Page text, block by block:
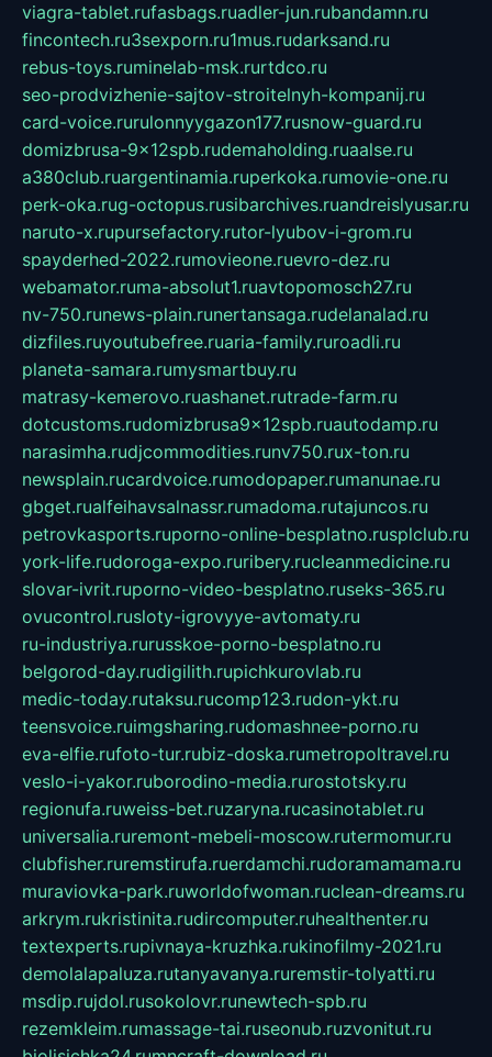
viagra-tablet.rufasbags.ruadler-jun.rubandamn.ru
fincontech.ru3sexporn.ru1mus.rudarksand.ru
rebus-toys.ruminelab-msk.rurtdco.ru
seo-prodvizhenie-sajtov-stroitelnyh-kompanij.ru
card-voice.rurulonnyygazon177.rusnow-guard.ru
domizbrusa-9x12spb.rudemaholding.ruaalse.ru
a380club.ruargentinamia.ruperkoka.rumovie-one.ru
perk-oka.rug-octopus.rusibarchives.ruandreislyusar.ru
naruto-x.rupursefactory.rutor-lyubov-i-grom.ru
spayderhed-2022.rumovieone.ruevro-dez.ru
webamator.ruma-absolut1.ruavtopomosch27.ru
nv-750.runews-plain.runertansaga.rudelanalad.ru
dizfiles.ruyoutubefree.ruaria-family.ruroadli.ru
planeta-samara.rumysmartbuy.ru
matrasy-kemerovo.ruashanet.rutrade-farm.ru
dotcustoms.rudomizbrusa9x12spb.ruautodamp.ru
narasimha.rudjcommodities.runv750.rux-ton.ru
newsplain.rucardvoice.rumodopaper.rumanunae.ru
gbget.rualfeihavsalnassr.rumadoma.rutajuncos.ru
petrovkasports.ruporno-online-besplatno.rusplclub.ru
york-life.rudoroga-expo.ruribery.rucleanmedicine.ru
slovar-ivrit.ruporno-video-besplatno.ruseks-365.ru
ovucontrol.rusloty-igrovyye-avtomaty.ru
ru-industriya.rurusskoe-porno-besplatno.ru
belgorod-day.rudigilith.rupichkurovlab.ru
medic-today.rutaksu.rucomp123.rudon-ykt.ru
teensvoice.ruimgsharing.rudomashnee-porno.ru
eva-elfie.rufoto-tur.rubiz-doska.rumetropoltravel.ru
veslo-i-yakor.ruborodino-media.rurostotsky.ru
regionufa.ruweiss-bet.ruzaryna.rucasinotablet.ru
universalia.ruremont-mebeli-moscow.rutermomur.ru
clubfisher.ruremstirufa.ruerdamchi.rudoramamama.ru
muraviovka-park.ruworldofwoman.ruclean-dreams.ru
arkrym.rukristinita.rudircomputer.ruhealthenter.ru
textexperts.rupivnaya-kruzhka.rukinofilmy-2021.ru
demolalapaluza.rutanyavanya.ruremstir-tolyatti.ru
msdip.rujdol.rusokolovr.runewtech-spb.ru
rezemkleim.rumassage-tai.ruseonub.ruzvonitut.ru